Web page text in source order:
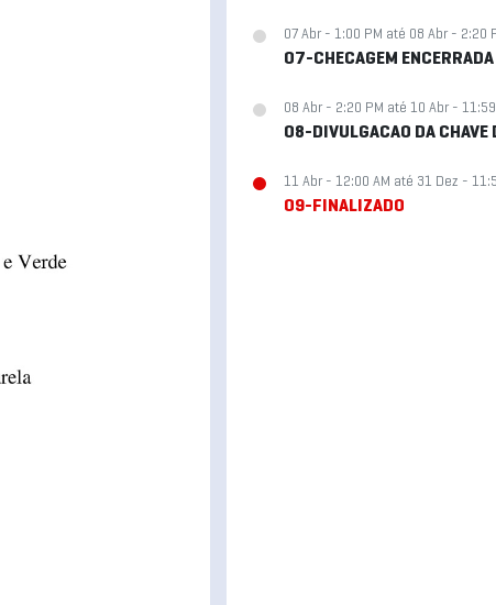
07 Abr - 1:00 PM até 08 Abr - 2:20
07-CHECAGEM ENCERRADA
08 Abr - 2:20 PM até 10 Abr - 11:59
08-DIVULGACAO DA CHAVE
11 Abr - 12:00 AM até 31 Dez -
09-FINALIZADO